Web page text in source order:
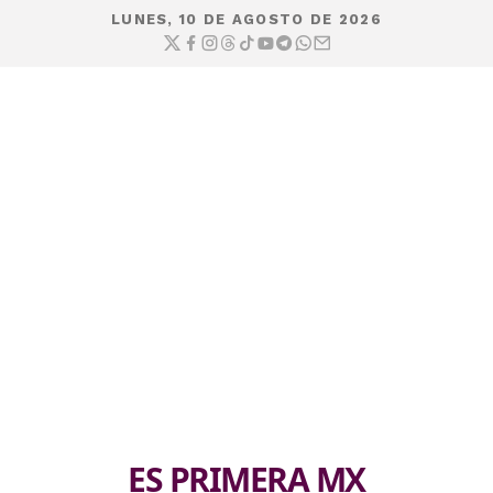
LUNES, 10 DE AGOSTO DE 2026
ES PRIMERA MX